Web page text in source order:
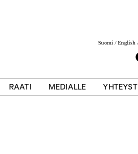
Suomi English
RAATI MEDIALLE